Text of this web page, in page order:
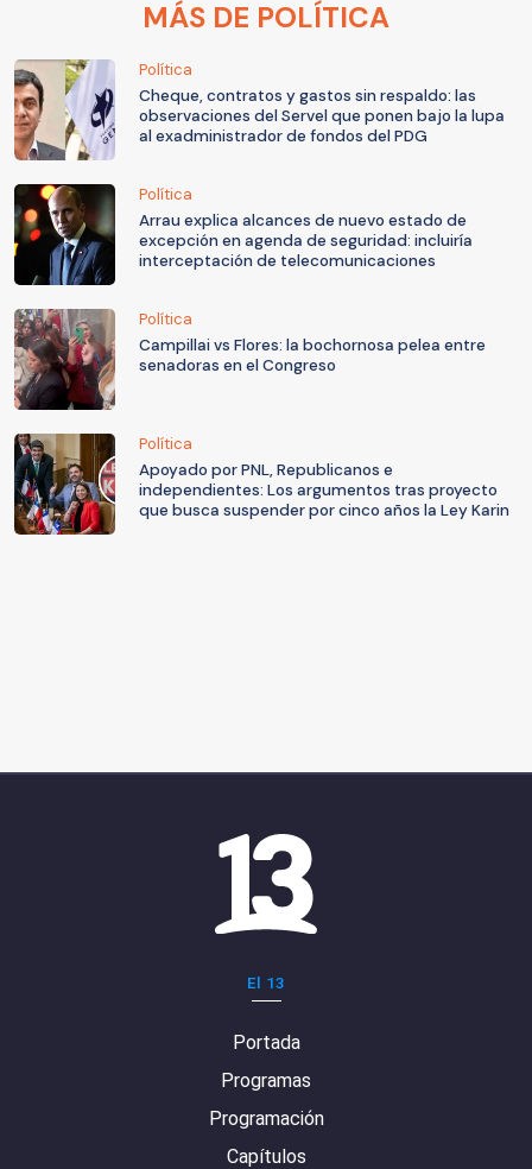
MÁS DE POLÍTICA
Política
Cheque, contratos y gastos sin respaldo: las
observaciones del Servel que ponen bajo la lupa
al exadministrador de fondos del PDG
Política
Arrau explica alcances de nuevo estado de
excepción en agenda de seguridad: incluiría
interceptación de telecomunicaciones
Política
Campillai vs Flores: la bochornosa pelea entre
senadoras en el Congreso
Política
Apoyado por PNL, Republicanos e
independientes: Los argumentos tras proyecto
que busca suspender por cinco años la Ley Karin
El 13
Portada
Programas
Programación
Capítulos